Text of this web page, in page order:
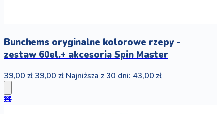
Bunchems oryginalne kolorowe rzepy -
zestaw 60el.+ akcesoria Spin Master
39,00 zł 39,00 zł Najniższa z 30 dni: 43,00 zł
🧸